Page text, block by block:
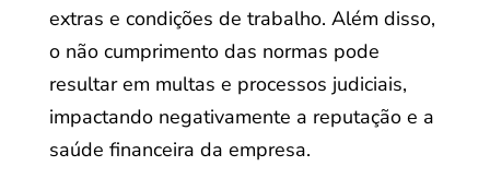
extras e condições de trabalho. Além disso,
o não cumprimento das normas pode
resultar em multas e processos judiciais,
impactando negativamente a reputação e a
saúde financeira da empresa.